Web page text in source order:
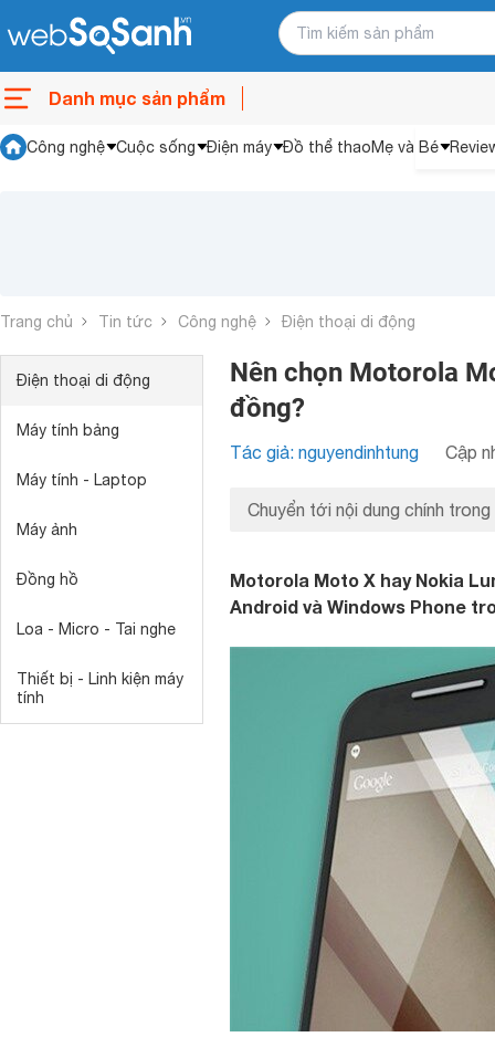
Danh mục sản phẩm
Công nghệ Cuộc sống Điện máy Đồ thể thaoMẹ và Bé
Trang chủ Tin tức Công nghệ Điện thoại di động
Điện thoại di động
Máy tính bảng
Máy tính - Laptop
Máy ảnh
Đồng hồ
Loa - Micro - Tai nghe
Thiết bị - Linh kiện máy
tính
Nên chọn Motorola
đồng?
Tác giả: nguyendinhtung Cập
Chuyển tới nội dung chính trong
Motorola Moto X hay Nokia
Android và Windows Phone